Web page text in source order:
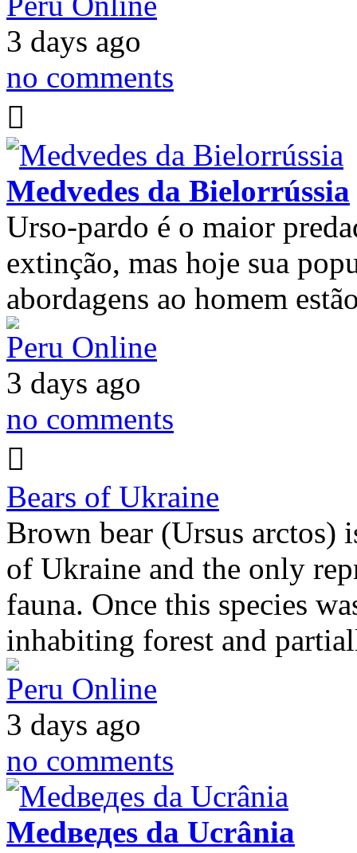
3 days ago
no comments
Medvedes da Bielorrússia
Urso-pardo é o maior
extinção, mas hoje sua
abordagens ao homem
Peru Online
3 days ago
no comments
Bears of Ukraine
Brown bear (Ursus arctos)
of Ukraine and the only
fauna. Once this species
inhabiting forest and
Peru Online
3 days ago
no comments
Medведes da Ucrânia